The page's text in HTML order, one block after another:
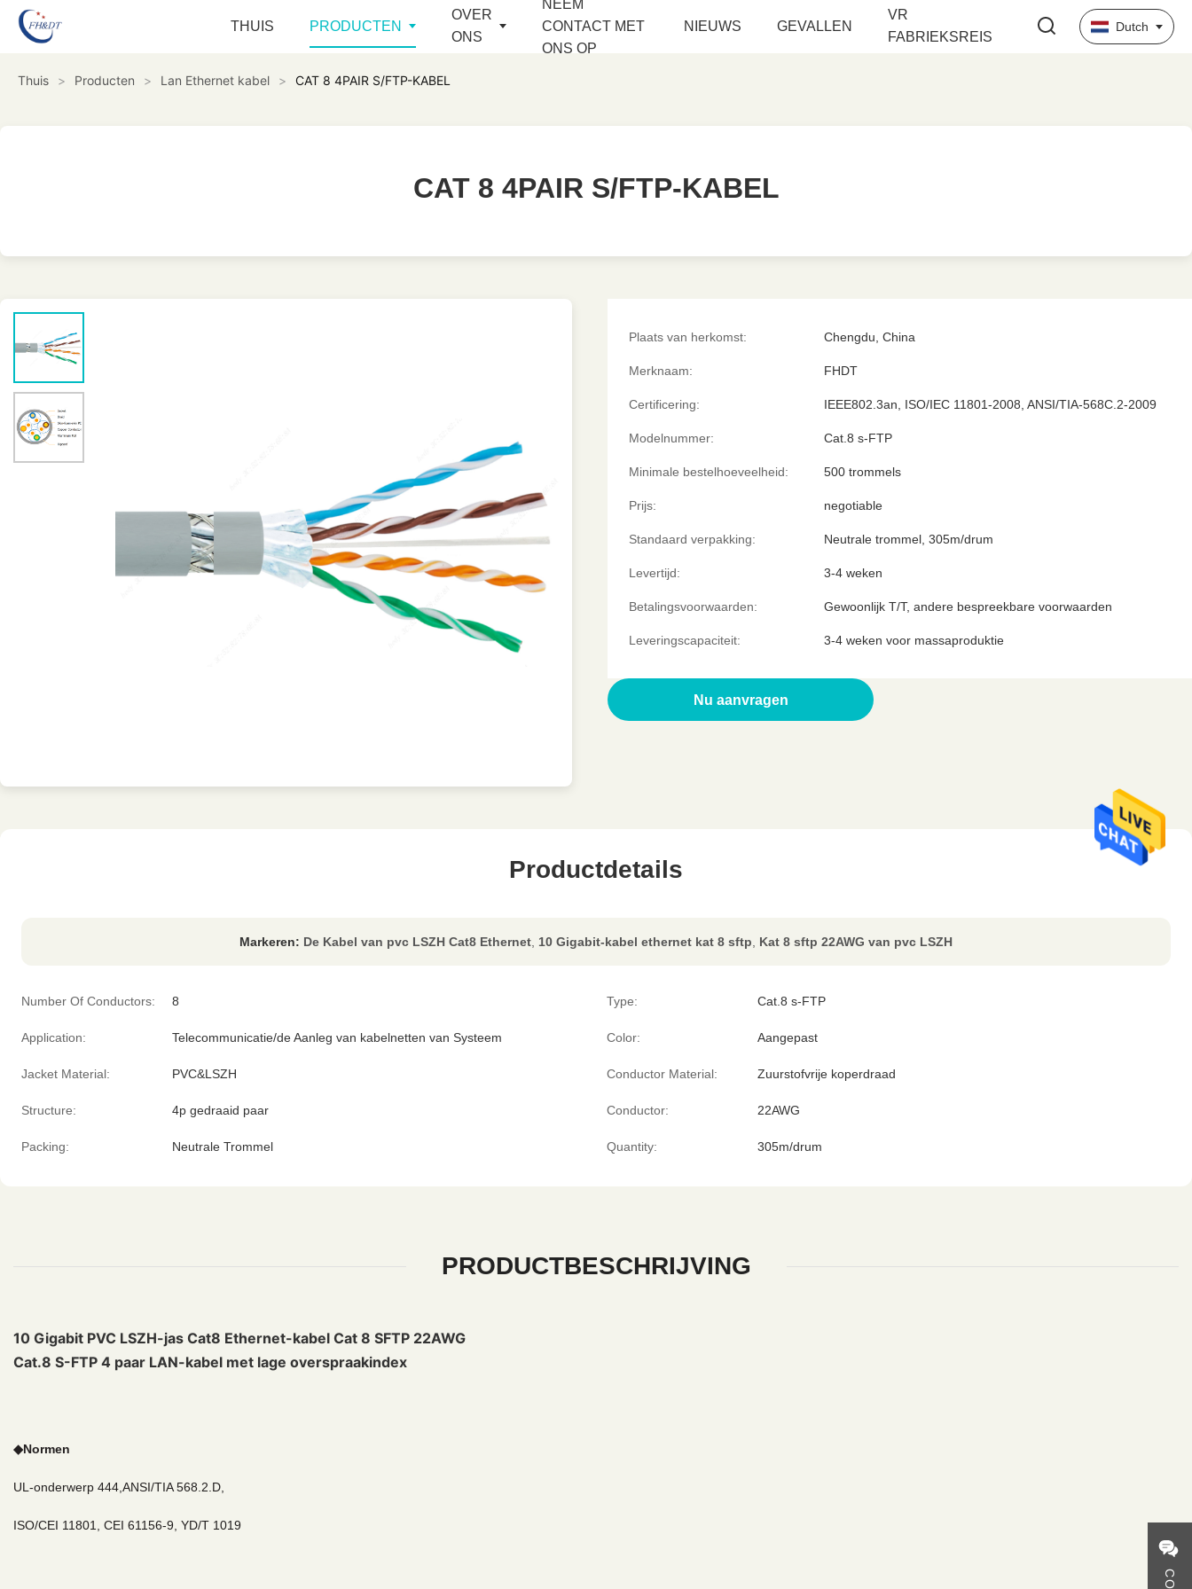
THUIS PRODUCTEN
OVER
ONS
NEEM
CONTACT MET
ONS OP
NIEUWS GEVALLEN
VR
FABRIEKSREIS
Dutch
Thuis > Producten > Lan Ethernet kabel > CAT 8 4PAIR S/FTP-KABEL
CAT 8 4PAIR S/FTP-KABEL
CAT 8 4PAIR S/FTP-KABEL
Plaats van herkomst: Chengdu, China
Merknaam: FHDT
Certificering: IEEE802.3an, ISO/IEC 11801-2008, ANSI/TIA-568C.2-2009
Modelnummer: Cat.8 s-FTP
Minimale bestelhoeveelheid: 500 trommels
Prijs: negotiable
Standaard verpakking: Neutrale trommel, 305m/drum
Levertijd: 3-4 weken
Betalingsvoorwaarden: Gewoonlijk T/T, andere bespreekbare voorwaarden
Leveringscapaciteit: 3-4 weken voor massaproduktie
Nu aanvragen
Een citaat krijgen
Productdetails
Markeren: De Kabel van pvc LSZH Cat8 Ethernet 10 Gigabit-kabel ethernet kat 8 sftp Kat 8 sftp 22AWG van pvc LSZH
Number Of Conductors: 8 Type: Cat.8 s-FTP
Application: Telecommunicatie/de Aanleg van kabelnetten van Systeem Color: Aangepast
Jacket Material: PVC&LSZH Conductor Material: Zuurstofvrije koperdraad
Structure: 4p gedraaid paar Conductor: 22AWG
Packing: Neutrale Trommel Quantity: 305m/drum
PRODUCTBESCHRIJVING
10 Gigabit PVC LSZH-jas Cat8 Ethernet-kabel Cat 8 SFTP 22AWG
Cat.8 S-FTP 4 paar LAN-kabel met lage overspraakindex
◆Normen
UL-onderwerp 444,ANSI/TIA 568.2.D,
ISO/CEI 11801, CEI 61156-9, YD/T 1019